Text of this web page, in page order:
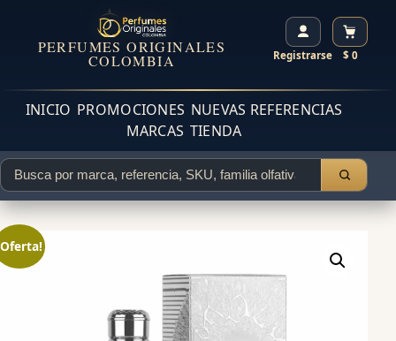
PERFUMES ORIGINALES
COLOMBIA Registrarse $ 0
INICIO PROMOCIONES NUEVAS REFERENCIAS
MARCAS TIENDA